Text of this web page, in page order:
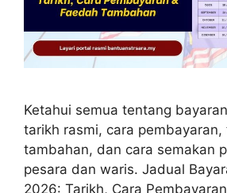
Ketahui semua tentang
tarikh rasmi, cara pembayaran,
tambahan, dan cara semakan
pesara dan waris. Jadual
2026: Tarikh, Cara